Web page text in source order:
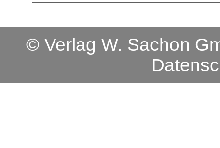
© Verlag W. Sachon